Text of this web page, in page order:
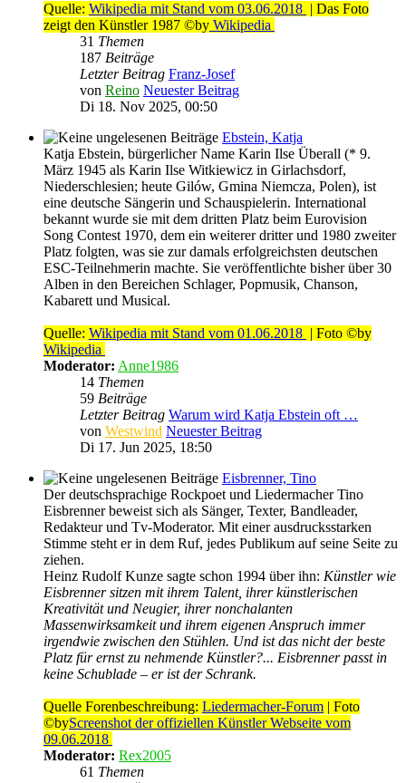
Quelle: Wikipedia mit Stand vom 03.06.2018 | Das Foto
zeigt den Künstler 1987 ©by Wikipedia
31 Themen
187 Beiträge
Letzter Beitrag Franz-Josef
von Reino Neuester Beitrag
Di 18. Nov 2025, 00:50
Ebstein, Katja
Katja Ebstein, bürgerlicher Name Karin Ilse Überall (* 9.
März 1945 als Karin Ilse Witkiewicz in Girlachsdorf,
Niederschlesien; heute Gilów, Gmina Niemcza, Polen), ist
eine deutsche Sängerin und Schauspielerin. International
bekannt wurde sie mit dem dritten Platz beim Eurovision
Song Contest 1970, dem ein weiterer dritter und 1980 zweiter
Platz folgten, was sie zur damals erfolgreichsten deutschen
ESC-Teilnehmerin machte. Sie veröffentlichte bisher über 30
Alben in den Bereichen Schlager, Popmusik, Chanson,
Kabarett und Musical.
Quelle: Wikipedia mit Stand vom 01.06.2018 | Foto ©by
Wikipedia
Moderator: Anne1986
14 Themen
59 Beiträge
Letzter Beitrag Warum wird Katja Ebstein oft …
von Westwind Neuester Beitrag
Di 17. Jun 2025, 18:50
Eisbrenner, Tino
Der deutschsprachige Rockpoet und Liedermacher Tino
Eisbrenner beweist sich als Sänger, Texter, Bandleader,
Redakteur und Tv-Moderator. Mit einer ausdrucksstarken
Stimme steht er in dem Ruf, jedes Publikum auf seine Seite zu
ziehen.
Heinz Rudolf Kunze sagte schon 1994 über ihn: Künstler wie
Eisbrenner sitzen mit ihrem Talent, ihrer künstlerischen
Kreativität und Neugier, ihrer nonchalanten
Massenwirksamkeit und ihrem eigenen Anspruch immer
irgendwie zwischen den Stühlen. Und ist das nicht der beste
Platz für ernst zu nehmende Künstler?... Eisbrenner passt in
keine Schublade – er ist der Schrank.
Quelle Forenbeschreibung: Liedermacher-Forum | Foto
©byScreenshot der offiziellen Künstler Webseite vom
09.06.2018
Moderator: Rex2005
61 Themen